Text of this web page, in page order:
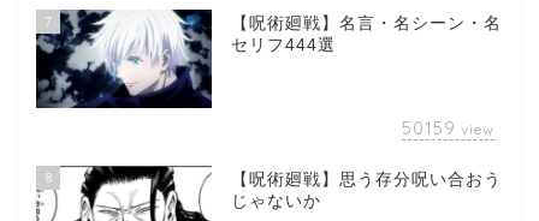
7
【呪術廻戦】名言・名シーン・名
セリフ444選
50159 view
8
【呪術廻戦】思う存分呪い合おう
じゃないか